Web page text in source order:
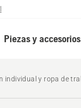
Piezas y accesorios
individual y ropa de